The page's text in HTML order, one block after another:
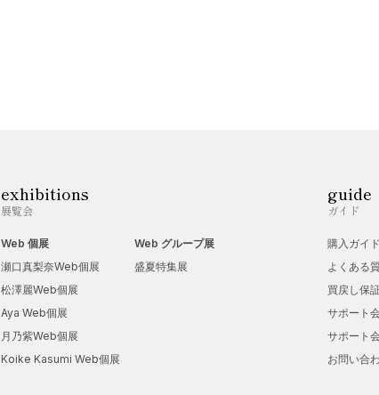
exhibitions
展覧会
Web 個展
瀬口真梨奈Web個展
松澤麗Web個展
Aya Web個展
月乃紫Web個展
Koike Kasumi Web個展
Web グループ展
盛夏特集展
guide
ガイド
購入ガイド
よくある
買戻し保
サポート
サポート
お問い合